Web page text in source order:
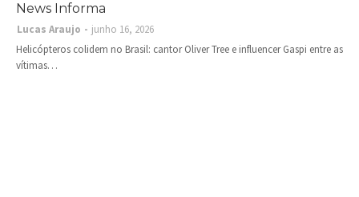
News Informa
Lucas Araujo
junho 16, 2026
Helicópteros colidem no Brasil: cantor Oliver Tree e influencer Gaspi entre as
vítimas…